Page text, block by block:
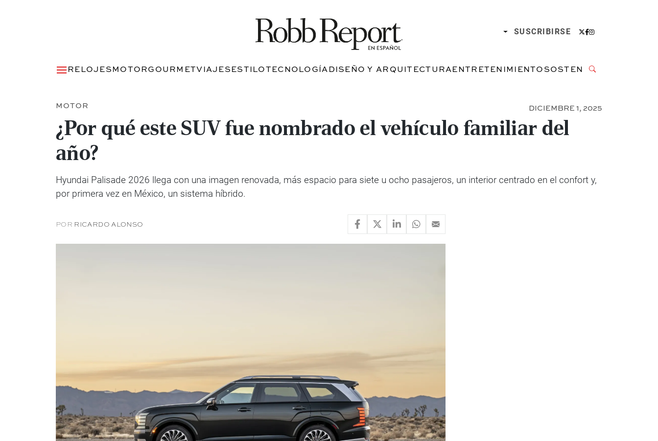
SUSCRIBIRSE
RELOJESMOTORGOURMETVIAJESESTILOTECNOLOGÍADISEÑO Y ARQUITECTURAENTRETENIMIENTOSOSTENIBILIDAD
MOTOR DICIEMBRE 1, 2025
¿Por qué este SUV fue nombrado el vehículo familiar del
año?
Hyundai Palisade 2026 llega con una imagen renovada, más espacio para siete u ocho pasajeros, un interior centrado en el confort y,
por primera vez en México, un sistema híbrido.
POR RICARDO ALONSO